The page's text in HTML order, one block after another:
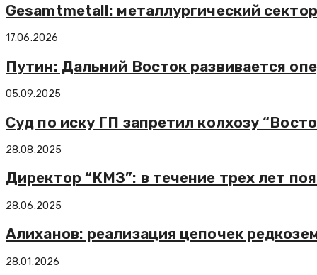
Gesamtmetall: металлургический
17.06.2026
Путин: Дальний Восток развивается
05.09.2025
Суд по иску ГП запретил колхозу
28.08.2025
Директор “КМЗ”: в течение трех лет
28.06.2025
Алиханов: реализация цепочек
28.01.2026